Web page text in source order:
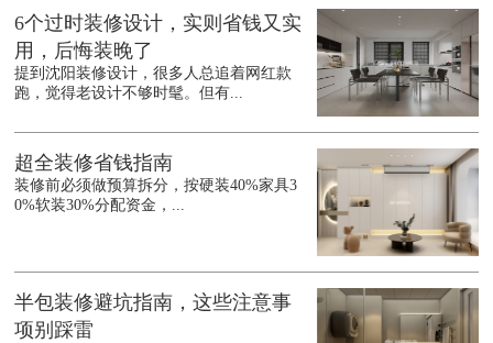
6个过时装修设计，实则省钱又实
用，后悔装晚了
提到沈阳装修设计，很多人总追着网红款
跑，觉得老设计不够时髦。但有...
超全装修省钱指南
装修前必须做预算拆分，按硬装40%家具3
0%软装30%分配资金，...
半包装修避坑指南，这些注意事
项别踩雷